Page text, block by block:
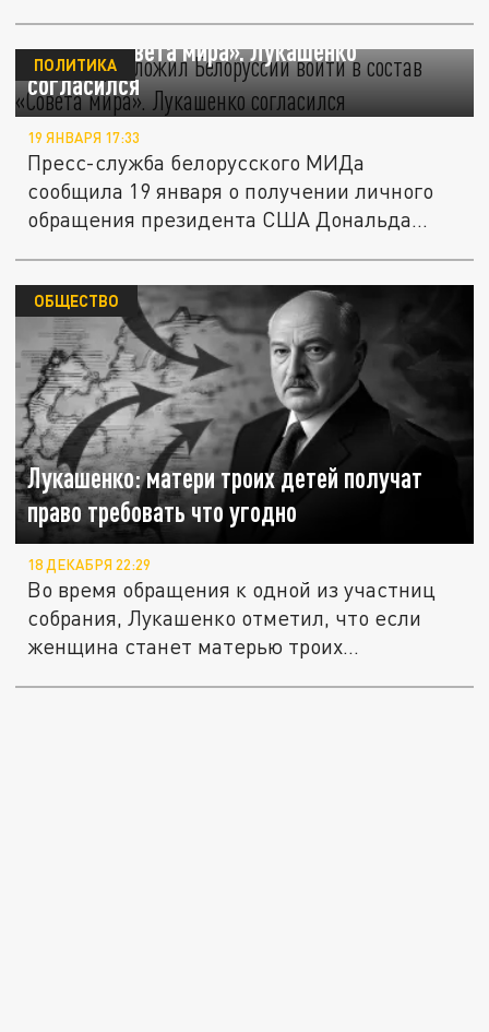
Трамп предложил Белоруссии войти в
состав «Совета мира». Лукашенко
согласился
ПОЛИТИКА
19 ЯНВАРЯ 17:33
Пресс-служба белорусского МИДа
сообщила 19 января о получении личного
обращения президента США Дональда
Лукашенко: матери троих детей получат
право требовать что угодно
ОБЩЕСТВО
18 ДЕКАБРЯ 22:29
Во время обращения к одной из участниц
собрания, Лукашенко отметил, что если
женщина станет матерью троих...